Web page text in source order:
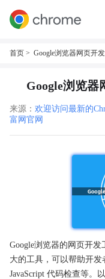
首页 > Google浏览器网页开
Google浏览器
来源： 欢迎访问最新的
富网官网
Google浏览器的网页开发
大的工具，可以帮助开发
JavaScript 代码检查等。